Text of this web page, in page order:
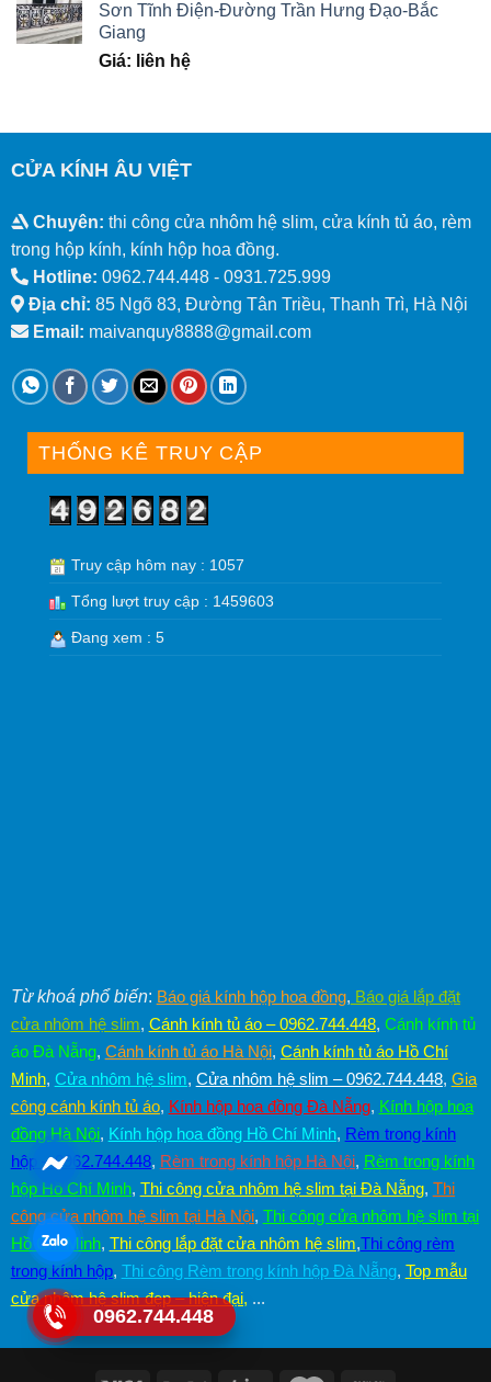
Sơn Tĩnh Điện-Đường Trần Hưng Đạo-Bắc
Giang
Giá: liên hệ
CỬA KÍNH ÂU VIỆT
Chuyên: thi công cửa nhôm hệ slim, cửa kính tủ áo, rèm
trong hộp kính, kính hộp hoa đồng.
Hotline: 0962.744.448 - 0931.725.999
Địa chỉ: 85 Ngõ 83, Đường Tân Triều, Thanh Trì, Hà Nội
Email: maivanquy8888@gmail.com
THỐNG KÊ TRUY CẬP
Truy cập hôm nay : 1057
Tổng lượt truy cập : 1459603
Đang xem : 5
Từ khoá phổ biến: Báo giá kính hộp hoa đồng, Báo giá lắp đặt
cửa nhôm hệ slim, Cánh kính tủ áo – 0962.744.448, Cánh kính tủ
áo Đà Nẵng, Cánh kính tủ áo Hà Nội, Cánh kính tủ áo Hồ Chí
Minh, Cửa nhôm hệ slim, Cửa nhôm hệ slim – 0962.744.448, Gia
công cánh kính tủ áo, Kính hộp hoa đồng Đà Nẵng, Kính hộp hoa
đồng Hà Nội, Kính hộp hoa đồng Hồ Chí Minh, Rèm trong kính
hộp – 0962.744.448, Rèm trong kính hộp Hà Nội, Rèm trong kính
hộp Hồ Chí Minh, Thi công cửa nhôm hệ slim tại Đà Nẵng, Thi
công cửa nhôm hệ slim tại Hà Nội, Thi công cửa nhôm hệ slim tại
Hồ Chí Minh, Thi công lắp đặt cửa nhôm hệ slim,Thi công rèm
trong kính hộp, Thi công Rèm trong kính hộp Đà Nẵng, Top mẫu
cửa nhôm hệ slim đẹp – hiện đại, ...
0962.744.448